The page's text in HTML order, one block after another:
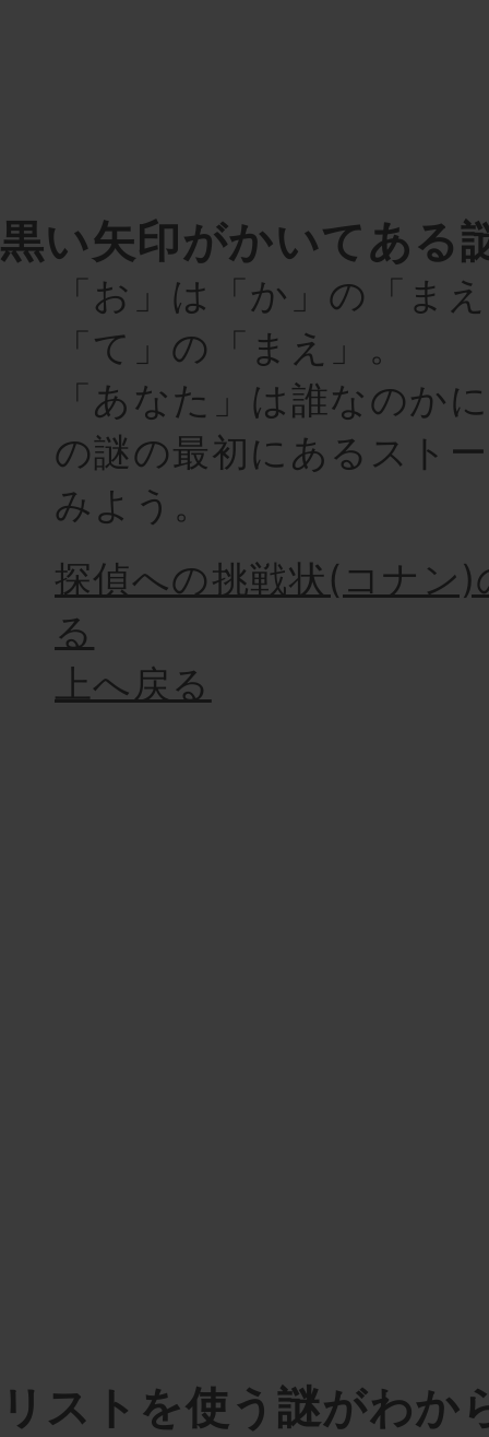
黒い矢印がかいてある
「お」は「か」の「ま
「て」の「まえ」。
「あなた」は誰なのか
の謎の最初にあるスト
みよう。
探偵への挑戦状(コナン
る
上へ戻る
リストを使う謎がわか